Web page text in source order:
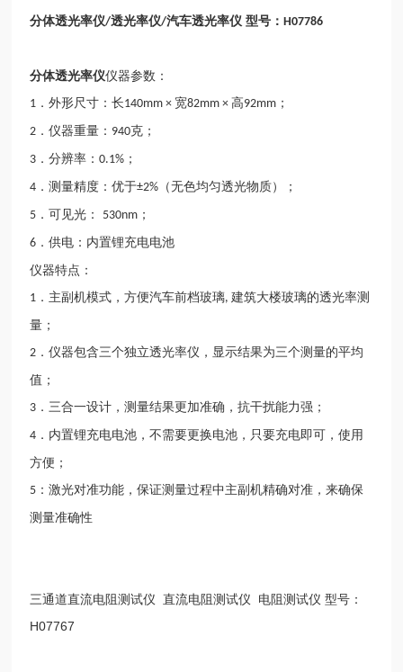
分体透光率仪/透光率仪/汽车透光率仪 型号：H07786
分体透光率仪仪器参数：
1 ．外形尺寸：长140mm × 宽82mm × 高92mm ；
2 ．仪器重量： 940克；
3 ．分辨率：0.1% ；
4 ．测量精度：优于±2% （无色均匀透光物质）；
5 ．可见光： 530nm ；
6 ．供电：内置锂充电电池
仪器特点：
1 ．主副机模式，方便汽车前档玻璃, 建筑大楼玻璃的透光率测
量；
2 ．仪器包含三个独立透光率仪，显示结果为三个测量的平均
值；
3 ．三合一设计，测量结果更加准确，抗干扰能力强；
4 ．内置锂充电电池，不需要更换电池，只要充电即可，使用
方便；
5 ：激光对准功能，保证测量过程中主副机精确对准，来确保
测量准确性
三通道直流电阻测试仪 直流电阻测试仪 电阻测试仪 型号：
H07767